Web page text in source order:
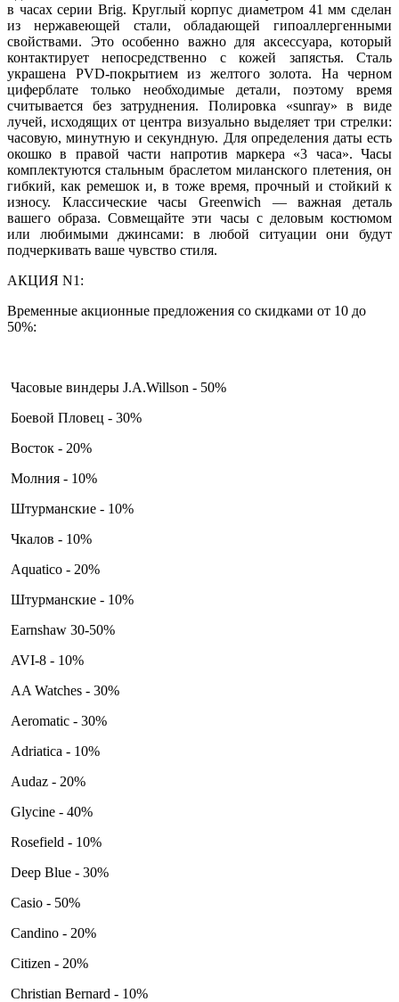
в часах серии Brig. Круглый корпус диаметром 41 мм сделан
из нержавеющей стали, обладающей гипоаллергенными
свойствами. Это особенно важно для аксессуара, который
контактирует непосредственно с кожей запястья. Сталь
украшена PVD-покрытием из желтого золота. На черном
циферблате только необходимые детали, поэтому время
считывается без затруднения. Полировка «sunray» в виде
лучей, исходящих от центра визуально выделяет три стрелки:
часовую, минутную и секундную. Для определения даты есть
окошко в правой части напротив маркера «3 часа». Часы
комплектуются стальным браслетом миланского плетения, он
гибкий, как ремешок и, в тоже время, прочный и стойкий к
износу. Классические часы Greenwich — важная деталь
вашего образа. Совмещайте эти часы с деловым костюмом
или любимыми джинсами: в любой ситуации они будут
подчеркивать ваше чувство стиля.
АКЦИЯ N1:
Временные акционные предложения со скидками от 10 до
50%:
Часовые виндеры J.A.Willson - 50%
Боевой Пловец - 30%
Восток - 20%
Молния - 10%
Штурманские - 10%
Чкалов - 10%
Aquatico - 20%
Штурманские - 10%
Earnshaw 30-50%
AVI-8 - 10%
AA Watches - 30%
Aeromatic - 30%
Adriatica - 10%
Audaz - 20%
Glycine - 40%
Rosefield - 10%
Deep Blue - 30%
Casio - 50%
Candino - 20%
Citizen - 20%
Christian Bernard - 10%